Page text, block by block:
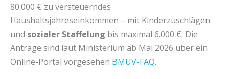
80.000 € zu versteuerndes
Haushaltsjahreseinkommen – mit Kinderzuschlägen
und sozialer Staffelung bis maximal 6.000 €. Die
Anträge sind laut Ministerium ab Mai 2026 über ein
Online-Portal vorgesehen BMUV-FAQ.